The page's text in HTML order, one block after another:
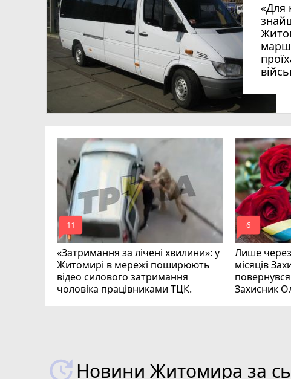
«Для
«Затримання за лічені хвилини»: у
Житомирі в мережі поширюють
відео силового затримання
чоловіка працівниками ТЦК.
mode_comment
11
Лише
місяців
Захисник
mode_comment
6
Новини Житомира за